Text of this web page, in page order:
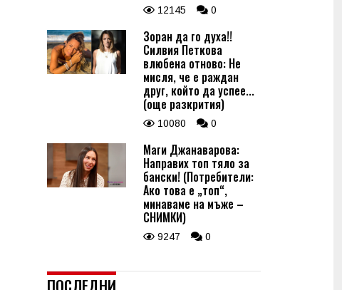
12145 0
Зоран да го духа!!
Силвия Петкова
влюбена отново: Не
мисля, че е раждан
друг, който да успее...
(още разкрития)
10080 0
Маги Джанаварова:
Направих топ тяло за
бански! (Потребители:
Ако това е „топ“,
минаваме на мъже –
СНИМКИ)
9247 0
ПОСЛЕДНИ